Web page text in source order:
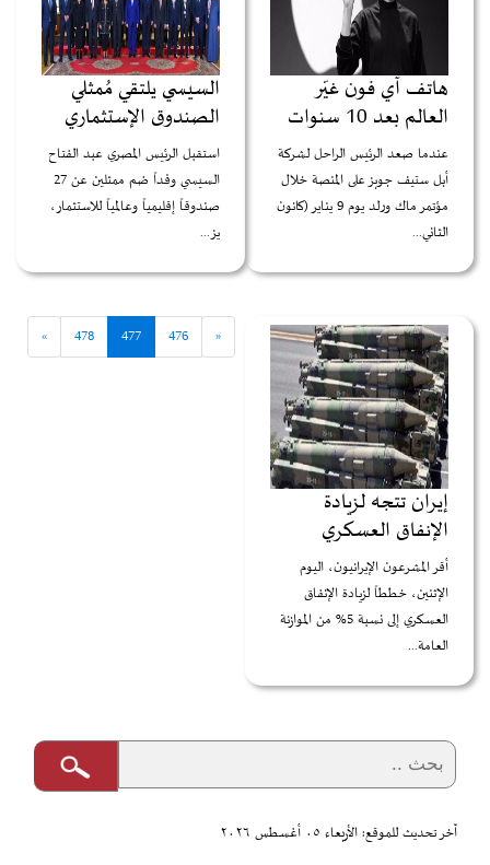
هاتف آي فون غيّر
العالم بعد 10 سنوات
عندما صعد الرئيس الراحل لشركة
أبل ستيف جوبز على المنصة خلال
مؤتمر ماك ورلد يوم 9 يناير (كانون
الثاني...
السيسي يلتقي مُمثلي
الصندوق الإستثماري
استقبل الرئيس المصري عبد الفتاح
السيسي وفداً ضم ممثلين عن 27
صندوقاً إقليمياً وعالمياً للاستثمار،
يز...
إيران تتجه لزيادة
الإنفاق العسكري
أقر المشرعون الإيرانيون، اليوم
الإثنين، خططاً لزيادة الإنفاق
العسكري إلى نسبة 5% من الموازنة
العامة...
«
476
477
478
»
آخر تحديث للموقع: الأربعاء ٠٥ أغسطس ٢٠٢٦